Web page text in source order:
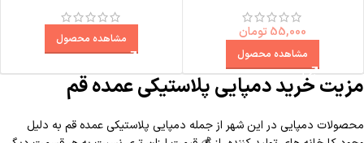
55,000 تومان
مشاهده محصول
مشاهده محصول
مزیت خرید دمپایی پلاستیکی عمده قم
محصولات دمپایی در این شهر از جمله دمپایی پلاستیکی عمده قم به دلیل